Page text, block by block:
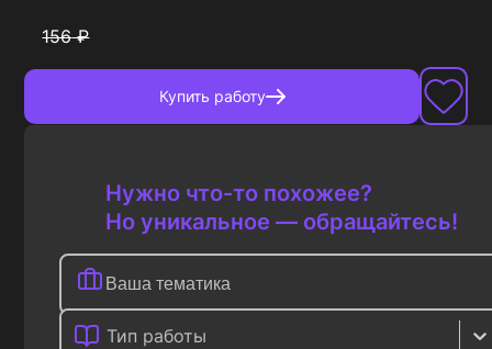
156₽
Купить работу
Нужно что-то похожее?
Но уникальное — обращайтесь!
Тип работы